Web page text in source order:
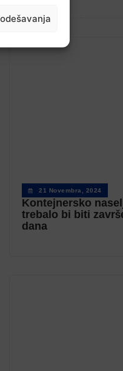
21 Novembra, 2024
Kontejnersko
trebalo bi biti
dana